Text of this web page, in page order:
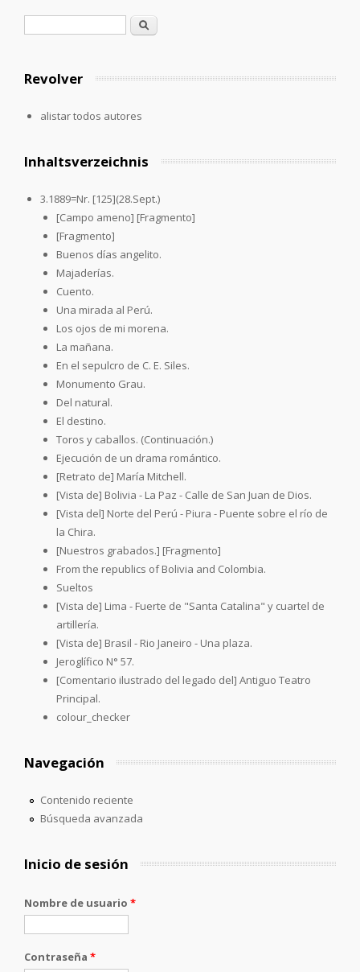
Formulario de búsqueda
Buscar
Revolver
alistar todos autores
Inhaltsverzeichnis
3.1889=Nr. [125](28.Sept.)
[Campo ameno] [Fragmento]
[Fragmento]
Buenos días angelito.
Majaderías.
Cuento.
Una mirada al Perú.
Los ojos de mi morena.
La mañana.
En el sepulcro de C. E. Siles.
Monumento Grau.
Del natural.
El destino.
Toros y caballos. (Continuación.)
Ejecución de un drama romántico.
[Retrato de] María Mitchell.
[Vista de] Bolivia - La Paz - Calle de San Juan de Dios.
[Vista del] Norte del Perú - Piura - Puente sobre el río de
la Chira.
[Nuestros grabados.] [Fragmento]
From the republics of Bolivia and Colombia.
Sueltos
[Vista de] Lima - Fuerte de "Santa Catalina" y cuartel de
artillería.
[Vista de] Brasil - Rio Janeiro - Una plaza.
Jeroglífico N° 57.
[Comentario ilustrado del legado del] Antiguo Teatro
Principal.
colour_checker
Navegación
Contenido reciente
Búsqueda avanzada
Inicio de sesión
Nombre de usuario *
Contraseña *